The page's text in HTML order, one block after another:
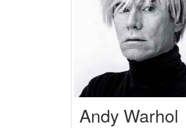
Andy Warhol